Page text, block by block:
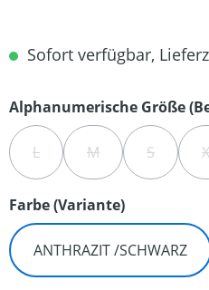
Sofort verfügbar,
Alphanumerische Größe
L(DIESE OPTION IST ZURZEIT
M(DIESE OPTION IST
S(DIESE
Farbe (Variante)auswählen
ANTHRAZIT /SCHWARZ